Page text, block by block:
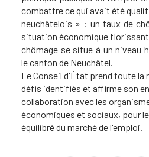
combattre ce qui avait été
neuchâtelois » : un taux de
situation économique
chômage se situe à un niveau
le canton de Neuchâtel.
Le Conseil d'État prend toute la
défis identifiés et affirme son
collaboration avec les
économiques et sociaux, pour
équilibré du marché de l'emploi.​